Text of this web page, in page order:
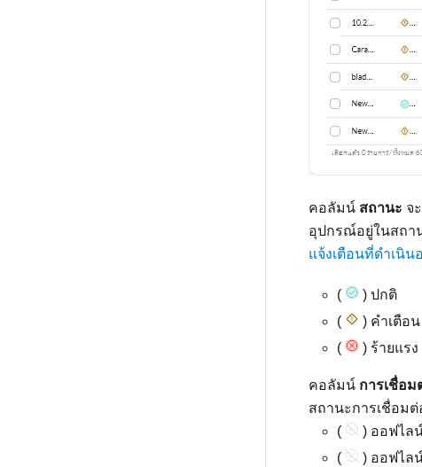
คอลัมน์ สถานะ จ
อุปกรณ์อยู่ในสถา
แจ้งเตือนที่ดำเนิน
(
) ปกติ
(
) คำเตือน
(
) ร้ายแรง
คอลัมน์ การเชื่อม
สถานะการเชื่อม
(
) ออฟไล
(
) ออฟไล